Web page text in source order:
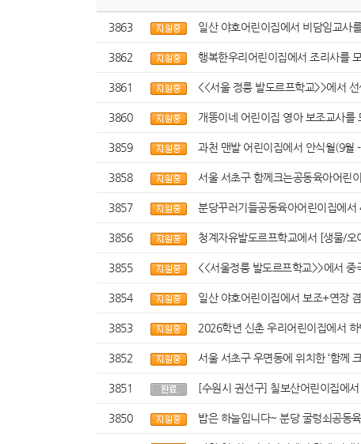
3863 일산 야호어린이집에서 비담임교사
3862 행복한우리어린이집에서 조리사를
3861 <<서울 정릉 발도르프학교>>에서
3860 개똥이네 어린이집 영아 보조교사를
3859 과천 맨발 어린이집에서 안식월(9
3858 서울 서초구 함께크는공동육아어린
3857 분당꾸러기들공동육아어린이집에
3856 청계자유발도르프학교에서 [생물/오
3855 <<서울정릉 발도르프학교>>에서 중
3854 일산 야호어린이집에서 보조+연장
3853 2026학년 신촌 우리어린이집에서
3852 서울 서초구 우면동에 위치한 ‘함께
3851 [수원시 권선구] 칠보산어린이집에
3850 밥은 하늘입니다~ 분당 굴렁쇠공동